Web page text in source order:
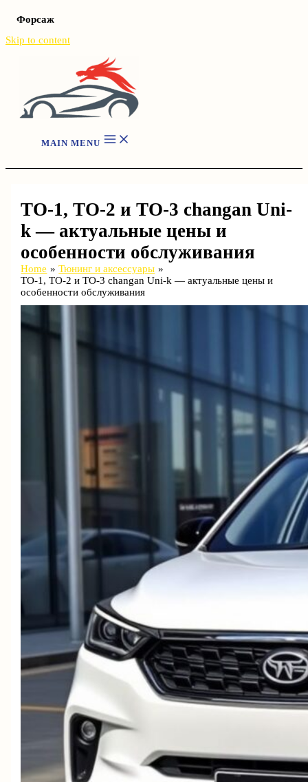
Форсаж
Skip to content
MAIN MENU
ТО-1, ТО-2 и ТО-3 changan Uni-
k — актуальные цены и
особенности обслуживания
Home
Тюнинг и аксессуары
ТО-1, ТО-2 и ТО-3 changan Uni-k — актуальные цены и
особенности обслуживания